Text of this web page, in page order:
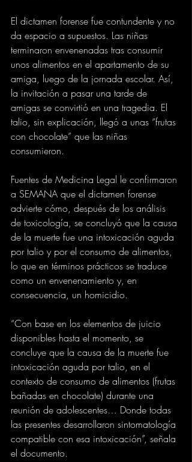
El dictamen forense fue contundente y no
da espacio a supuestos. Las niñas
terminaron envenenadas tras consumir
unos alimentos en el apartamento de su
amiga, luego de la jornada escolar. Así,
la invitación a pasar una tarde de
amigas se convirtió en una tragedia. El
talio, sin explicación, llegó a unas “frutas
con chocolate” que las niñas
consumieron.
Fuentes de Medicina Legal le confirmaron
a SEMANA que el dictamen forense
advierte cómo, después de los análisis
de toxicología, se concluyó que la causa
de la muerte fue una intoxicación aguda
por talio y por el consumo de alimentos,
lo que en términos prácticos se traduce
como un envenenamiento y, en
consecuencia, un homicidio.
“Con base en los elementos de juicio
disponibles hasta el momento, se
concluye que la causa de la muerte fue
intoxicación aguda por talio, en el
contexto de consumo de alimentos (frutas
bañadas en chocolate) durante una
reunión de adolescentes… Donde todas
las presentes desarrollaron sintomatología
compatible con esa intoxicación”, señala
el documento.